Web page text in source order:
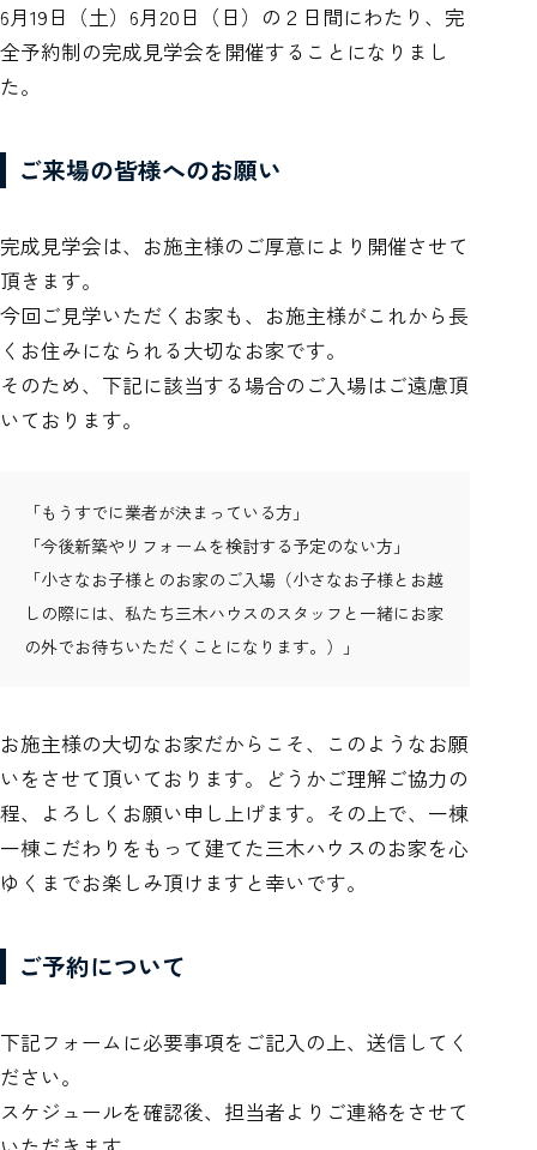
6月19日（土）6月20日（日）の２日間にわたり、完
全予約制の完成見学会を開催することになりまし
た。
ご来場の皆様へのお願い
完成見学会は、お施主様のご厚意により開催させて
頂きます。
今回ご見学いただくお家も、お施主様がこれから長
くお住みになられる大切なお家です。
そのため、下記に該当する場合のご入場はご遠慮頂
いております。
「もうすでに業者が決まっている方」
「今後新築やリフォームを検討する予定のない方」
「小さなお子様とのお家のご入場（小さなお子様とお越
しの際には、私たち三木ハウスのスタッフと一緒にお家
の外でお待ちいただくことになります。）」
お施主様の大切なお家だからこそ、このようなお願
いをさせて頂いております。どうかご理解ご協力の
程、よろしくお願い申し上げます。その上で、一棟
一棟こだわりをもって建てた三木ハウスのお家を心
ゆくまでお楽しみ頂けますと幸いです。
ご予約について
下記フォームに必要事項をご記入の上、送信してく
ださい。
スケジュールを確認後、担当者よりご連絡をさせて